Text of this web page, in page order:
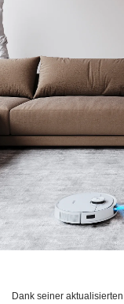
Dank seiner aktualisierten